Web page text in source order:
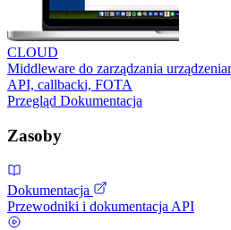
CLOUD
Middleware do zarządzania
API, callbacki, FOTA
Przegląd Dokumentacja
Zasoby
Dokumentacja
Przewodniki i dokumentacja API